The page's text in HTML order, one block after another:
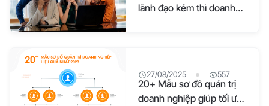
lãnh đạo kém thì doanh
27/08/2025 557
20+ Mẫu sơ đồ quản trị
doanh nghiệp giúp tối ưu